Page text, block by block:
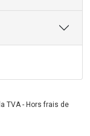
TVA - Hors frais de